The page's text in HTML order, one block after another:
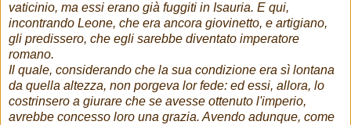
vaticinio, ma essi erano già fuggiti in Isauria. E qui,
incontrando Leone, che era ancora giovinetto, e artigiano,
gli predissero, che egli sarebbe diventato imperatore
romano.
Il quale, considerando che la sua condizione era sì lontana
da quella altezza, non porgeva lor fede: ed essi, allora, lo
costrinsero a giurare che se avesse ottenuto l'imperio,
avrebbe concesso loro una grazia. Avendo adunque, come